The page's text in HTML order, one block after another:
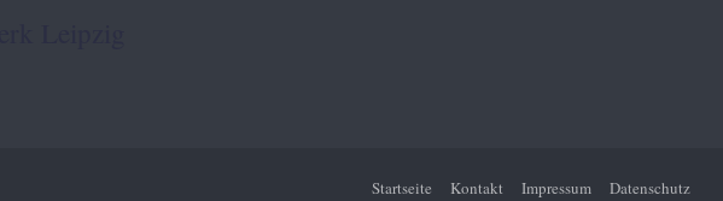
Startseite Kontakt Impressum Datenschutz